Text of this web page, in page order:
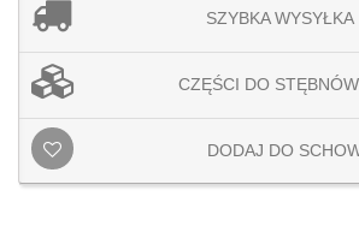
SZYBKA WYSYŁKA
CZĘŚCI DO
DODAJ DO